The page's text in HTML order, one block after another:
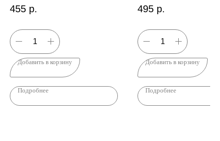
"ИТАЛЬЯНО"
455 р.
Добавить в корзину
Подробнее
495 р.
Добавить в корзину
Подробнее